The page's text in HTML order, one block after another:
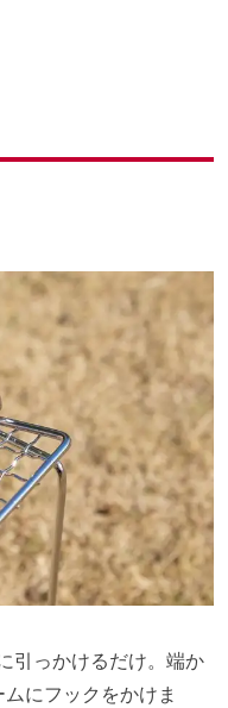
引っかけるだけ。端か
にフックをかけま